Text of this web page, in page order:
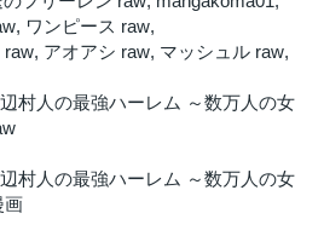
, ワンピース raw,
raw, アオアシ raw, マッシュル raw,
村人の最強ハーレム ～数万人の女
村人の最強ハーレム ～数万人の女
画